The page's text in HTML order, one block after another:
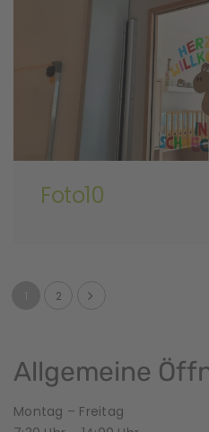
Foto10
2
Allgemeine
Montag – Freitag